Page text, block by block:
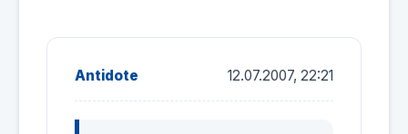
Antidote 12.07.2007, 22:21